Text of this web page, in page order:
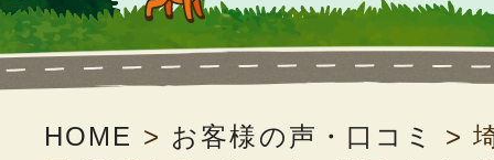
HOME > お客様の声・口コミ >